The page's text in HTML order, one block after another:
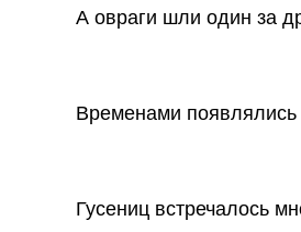
А овраги шли один за
Временами
Гусениц встречалось